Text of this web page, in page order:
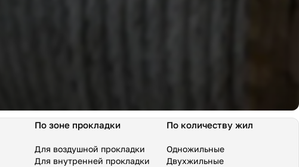
По зоне прокладки
Для воздушной прокладки
Для внутренней прокладки
По количеству жил
Одножильные
Двухжильные